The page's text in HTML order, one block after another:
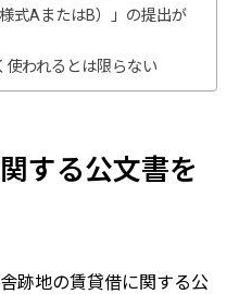
式AまたはB）」の提出が
われるとは限らない
する公文書を
跡地の賃貸借に関する公